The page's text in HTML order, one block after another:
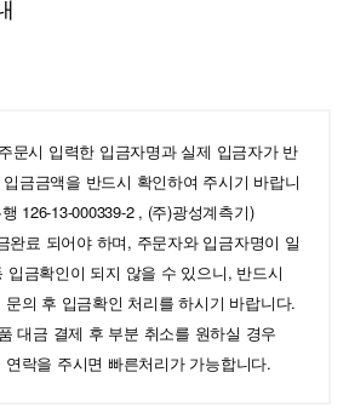
문시 입력한 입금자명과 실제 입금자가 반
금금액을 반드시 확인하여 주시기 바랍니
126-13-000339-2 , (주)광성계측기)
완료 되어야 하며, 주문자와 입금자명이 일
입금확인이 되지 않을 수 있으니, 반드시
의 후 입금확인 처리를 하시기 바랍니다.
대금 결제 후 부분 취소를 원하실 경우
락을 주시면 빠른처리가 가능합니다.